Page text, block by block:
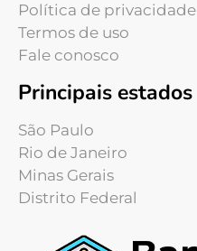
Política de privacidade
Termos de uso
Fale conosco
Principais estados
São Paulo
Rio de Janeiro
Minas Gerais
Distrito Federal